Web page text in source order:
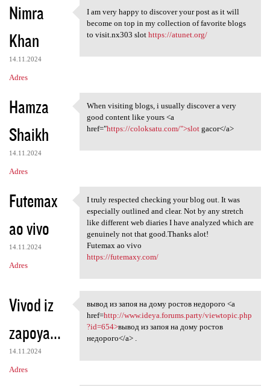
Nimra
Khan
14.11.2024
Adres
I am very happy to discover
I am very happy to discover your post as it will
become on top in my collection of favorite blogs
to visit.nx303 slot https://atunet.org/
Hamza
Shaikh
14.11.2024
Adres
When visiting blogs, i
When visiting blogs, i usually discover a very
good content like yours <a
href="https://coloksatu.com/">slotgacor</a>
Futemax
ao vivo
14.11.2024
Adres
I truly respected checking
I truly respected checking your blog out. It was
especially outlined and clear. Not by any stretch
like different web diaries I have analyzed which are
genuinely not that good.Thanks alot!
Futemax ao vivo
https://futemaxy.com/
Vivod iz
zapoya...
14.11.2024
Adres
вывод из запоя на дому ростов
вывод из запоя на дому ростов недорого <a
href=http://www.ideya.forums.party/viewtopic.php
?id=654>вывод из запоя на дому ростов
недорого</a> .